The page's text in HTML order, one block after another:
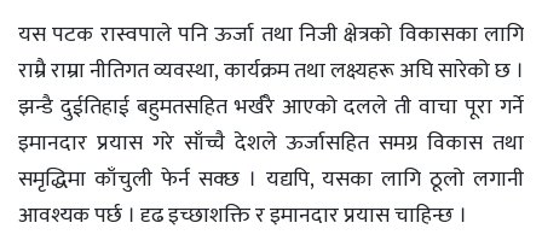
यस पटक रास्वपाले पनि ऊर्जा तथा निजी क्षेत्रको विकासका लागि
राम्रै राम्रा नीतिगत व्यवस्था, कार्यक्रम तथा लक्ष्यहरू अघि सारेको छ ।
झन्डै दुईतिहाई बहुमतसहित भर्खरै आएको दलले ती वाचा पूरा गर्ने
इमानदार प्रयास गरे साँच्चै देशले ऊर्जासहित समग्र विकास तथा
समृद्धिमा काँचुली फेर्न सक्छ । यद्यपि, यसका लागि ठूलो लगानी
आवश्यक पर्छ । दृढ इच्छाशक्ति र इमानदार प्रयास चाहिन्छ ।